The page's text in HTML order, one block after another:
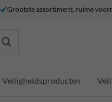
Grootste assortiment, ruime
Veiligheidsproducten